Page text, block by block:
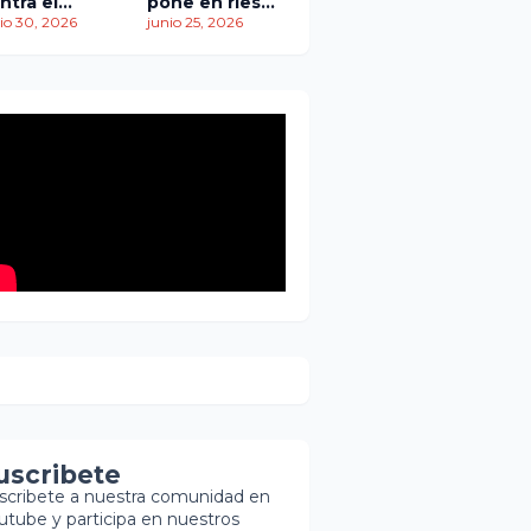
más
30, 2026
traslado de
junio 25, 2026
a nuestra comunidad en
y participa en nuestros